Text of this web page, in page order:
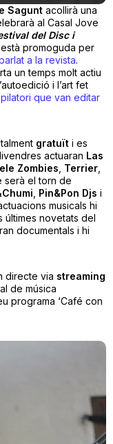
Saguntacollirà una
al Casal Jove
del Disc i
promoguda per
a la revista.
un temps molt actiu
i l’art fet
que van editar
gratuïti es
actuaran Las
Zombies Terrier,
serà el torn de
Pin&Pon Djs i
musicals hi
últimes novetats del
documentals i hi
directe via streaming
de música
programa ‘Café con